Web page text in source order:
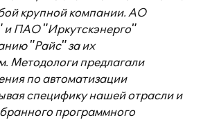
крупной компании. АО
и ПАО "Иркутскэнерго"
"Райс" за их
Методологи предлагали
по автоматизации
специфику нашей отрасли и
программного